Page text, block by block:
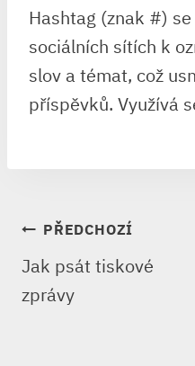
Hashtag (znak #)
sociálních sítích k
slov a témat, což
příspěvků. Využívá
NAVIGACE
PRO
PŘÍSPĚVEK
PŘEDCHOZÍ
Jak psát tiskové
zprávy